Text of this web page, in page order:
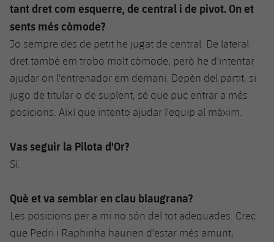
tant dret com esquerre, de central i de pivot. On et
sents més còmode?
Jo sempre des de petit he jugat de central. De lateral
dret també em trobo molt còmode, però he d'intentar
ajudar on l'entrenador em demani. Depèn del partit, si
jugo de titular o de suplent, sé que puc entrar a més
posicions. Així que intento ajudar l'equip al màxim.
Vas seguir la Pilota d'Or?
Sí.
Què et va semblar en clau blaugrana?
Les posicions per a mi no són del tot adequades. Crec
que Pedri i Raphinha haurien d'estar més amunt,